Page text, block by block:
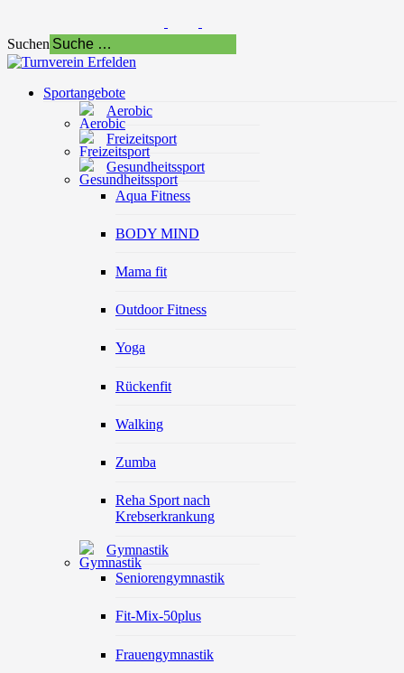
Suchen
Sportangebote
Aerobic
Freizeitsport
Gesundheitssport
Aqua Fitness
BODY MIND
Mama fit
Outdoor Fitness
Yoga
Rückenfit
Walking
Zumba
Reha Sport nach
Krebserkrankung
Gymnastik
Seniorengymnastik
Fit-Mix-50plus
Frauengymnastik